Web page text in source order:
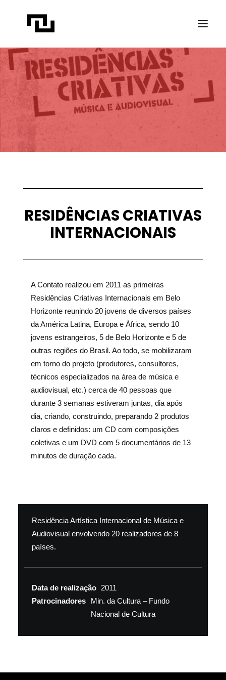
INÍCIO
A CONTATO
PROJETOS
PUBLICAÇÕES
RESIDÊNCIAS CRIATIVAS
INTERNACIONAIS
A Contato realizou em 2011 as primeiras
Residências Criativas Internacionais em Belo
Horizonte reunindo 20 jovens de diversos países
da América Latina, Europa e África, sendo 10
jovens estrangeiros, 5 de Belo Horizonte e 5 de
outras regiões do Brasil. Ao todo, se mobilizaram
em torno do projeto (produtores, consultores,
técnicos especializados na área de música e
audiovisual, etc.) cerca de 40 pessoas que
durante 3 semanas estiveram juntas, dia após
dia, criando, construindo, preparando 2 produtos
claros e definidos: um CD com composições
coletivas e um DVD com 5 documentários de 13
minutos de duração cada.
Residência Artística Internacional de Música e
Audiovisual envolvendo 20 realizadores de 8
países.
Data de realização 2011
Patrocinadores
Min. da Cultura – Fundo
Nacional de Cultura